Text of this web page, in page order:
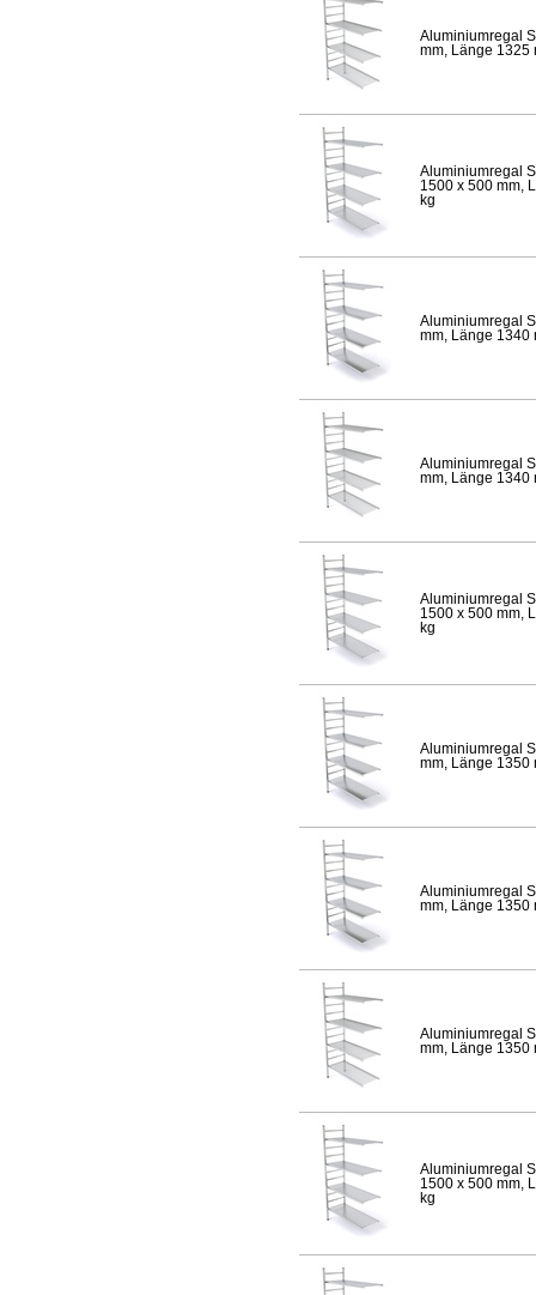
Aluminiumregal
mm, Länge 1325
Aluminiumregal
1500 x 500 mm,
kg
Aluminiumregal
mm, Länge 1340
Aluminiumregal
mm, Länge 1340
Aluminiumregal
1500 x 500 mm,
kg
Aluminiumregal
mm, Länge 1350
Aluminiumregal
mm, Länge 1350
Aluminiumregal
mm, Länge 1350
Aluminiumregal
1500 x 500 mm,
kg